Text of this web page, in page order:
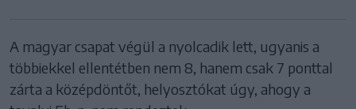
A magyar csapat végül a nyolcadik lett, ugyanis a
többiekkel ellentétben nem 8, hanem csak 7 ponttal
zárta a középdöntőt, helyosztókat úgy, ahogy a